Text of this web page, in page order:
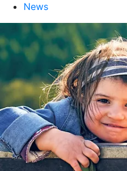
News